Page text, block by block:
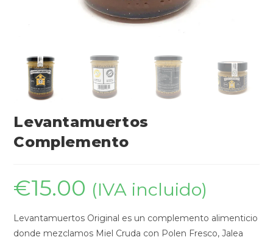
Levantamuertos
Complemento
€15.00 (IVA incluido)
Levantamuertos Original es un complemento alimenticio
donde mezclamos Miel Cruda con Polen Fresco, Jalea